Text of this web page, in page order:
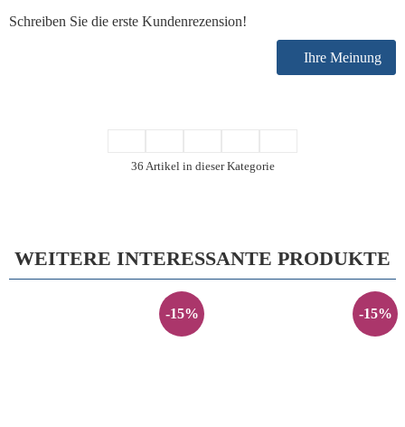
Schreiben Sie die erste Kundenrezension!
Ihre Meinung
36 Artikel in dieser Kategorie
WEITERE INTERESSANTE PRODUKTE
-15% -15%